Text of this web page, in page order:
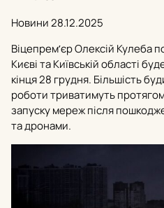
Новини28.12.2025
Віцепремʼєр Олексій Кулеба
Києві та Київській області
кінця 28 грудня. Більшість
роботи триватимуть
запуску мереж після
та дронами.